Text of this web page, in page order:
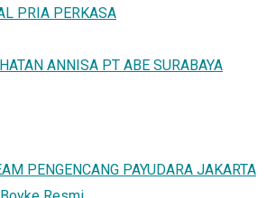
PRIA PERKASA
ANNISA PT ABE SURABAYA
PENGENCANG PAYUDARA JAKARTA